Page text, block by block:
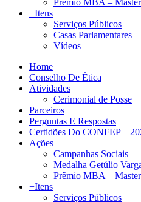
Prêmio MBA –
+Itens
Serviços Públicos
Casas Parlamentares
Vídeos
Home
Conselho De Ética
Atividades
Cerimonial de Posse
Parceiros
Perguntas E Respostas
Certidões Do CONFEP –
Ações
Campanhas Sociais
Medalha Getúlio
Prêmio MBA –
+Itens
Serviços Públicos